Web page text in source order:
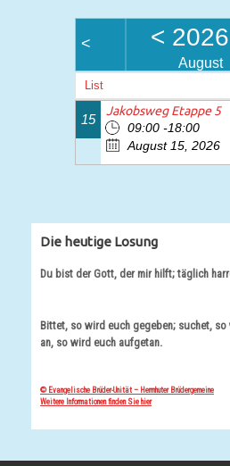
< < 2026
August
List
15
Jakobsweg Etappe 5
09:00 -18:00
August 15, 2026
Die heutige Losung
Du bist der Gott, der mir hilft; täglich
Bittet, so wird euch gegeben; suchet,
an, so wird euch aufgetan.
© Evangelische Brüder-Unität – Herrnhuter Brüdergemeine
Weitere Informationen finden Sie hier